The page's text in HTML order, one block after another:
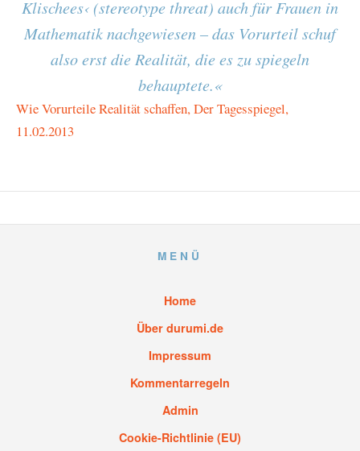
Klischees‹ (stereotype threat) auch für Frauen in
Mathematik nachgewiesen – das Vorurteil schuf
also erst die Realität, die es zu spiegeln
behauptete.«
Wie Vorurteile Realität schaffen, Der Tagesspiegel,
11.02.2013
MENÜ
Home
Über durumi.de
Impressum
Kommentarregeln
Admin
Cookie-Richtlinie (EU)